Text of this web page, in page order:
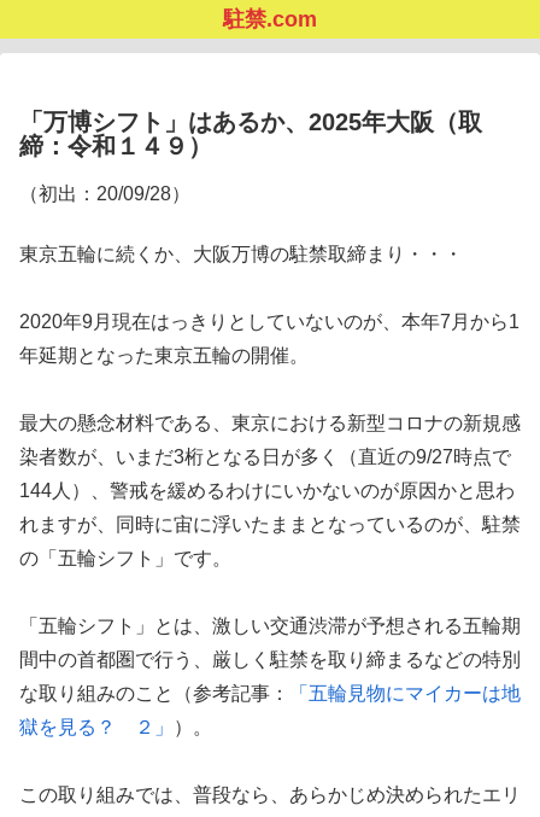
駐禁.com
「万博シフト」はあるか、2025年大阪（取
締：令和１４９）
（初出：20/09/28）
東京五輪に続くか、大阪万博の駐禁取締まり・・・
2020年9月現在はっきりとしていないのが、本年7月から1
年延期となった東京五輪の開催。
最大の懸念材料である、東京における新型コロナの新規感
染者数が、いまだ3桁となる日が多く（直近の9/27時点で
144人）、警戒を緩めるわけにいかないのが原因かと思わ
れますが、同時に宙に浮いたままとなっているのが、駐禁
の「五輪シフト」です。
「五輪シフト」とは、激しい交通渋滞が予想される五輪期
間中の首都圏で行う、厳しく駐禁を取り締まるなどの特別
な取り組みのこと（参考記事：
「五輪見物にマイカーは地
獄を見る？ ２」
）。
この取り組みでは、普段なら、あらかじめ決められたエリ